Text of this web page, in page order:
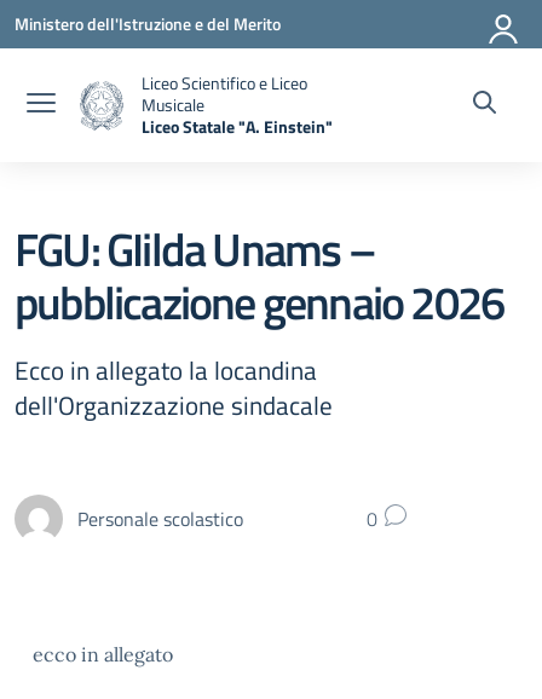
Vai ai contenuti
Vai al menu di navigazione
Vai al footer
Ministero dell'Istruzione e del Merito
Liceo Scientifico e Liceo
Musicale
Liceo Statale "A. Einstein"
FGU: GIilda Unams –
pubblicazione gennaio 2026
Ecco in allegato la locandina
dell'Organizzazione sindacale
Personale scolastico 0
ecco in allegato